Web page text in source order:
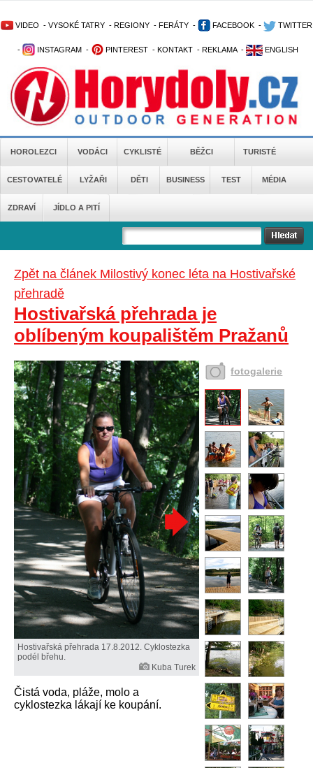
VIDEO - VYSOKÉ TATRY - REGIONY - FERÁTY - FACEBOOK - TWITTER
- INSTAGRAM - PINTEREST - KONTAKT - REKLAMA - ENGLISH
HOROLEZCI VODÁCI CYKLISTÉ BĚŽCI TURISTÉ
CESTOVATELÉ LYŽAŘI DĚTI BUSINESS TEST MÉDIA
ZDRAVÍ JÍDLO A PITÍ
Zpět na článek Milostivý konec léta na Hostivařské
přehradě
Hostivařská přehrada je
oblíbeným koupalištěm Pražanů
Hostivařská přehrada 17.8.2012. Cyklostezka
podél břehu.
Kuba Turek
Čistá voda, pláže, molo a
cyklostezka lákají ke koupání.
fotogalerie